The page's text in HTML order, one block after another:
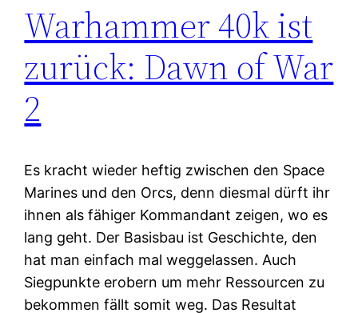
Warhammer 40k ist
zurück: Dawn of War
2
Es kracht wieder heftig zwischen den Space
Marines und den Orcs, denn diesmal dürft ihr
ihnen als fähiger Kommandant zeigen, wo es
lang geht. Der Basisbau ist Geschichte, den
hat man einfach mal weggelassen. Auch
Siegpunkte erobern um mehr Ressourcen zu
bekommen fällt somit weg. Das Resultat